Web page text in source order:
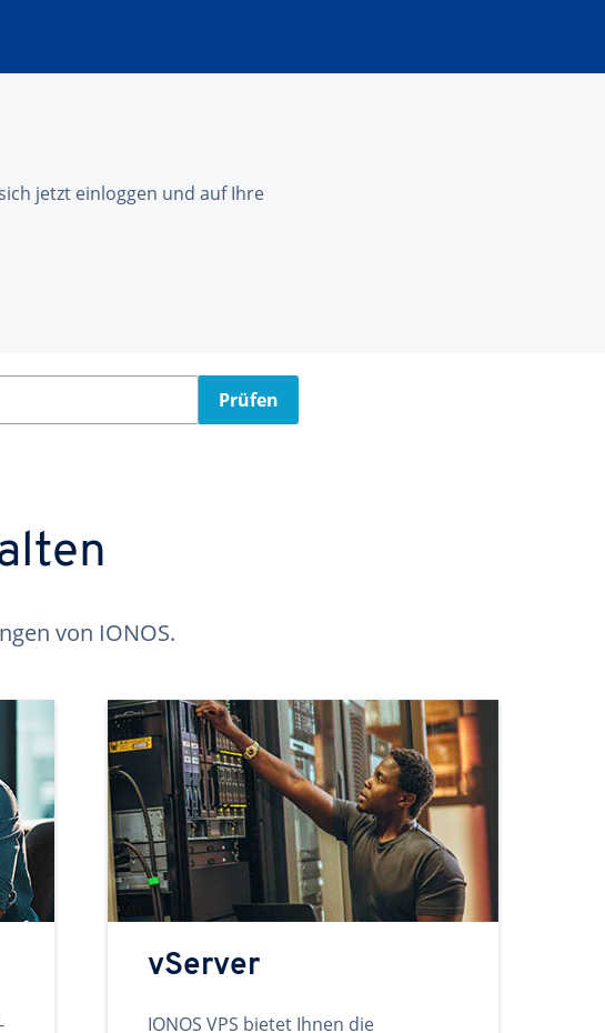
jetzt einloggen und auf Ihre
Prüfen
von IONOS.
vServer
IONOS VPS bietet Ihnen die